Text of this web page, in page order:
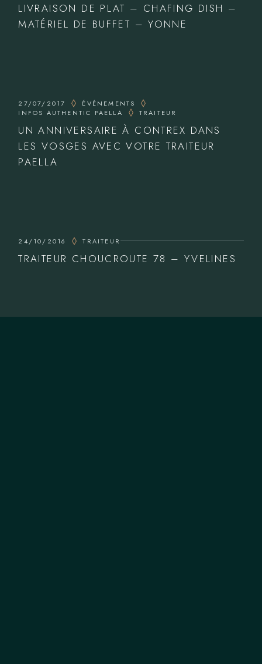
LIVRAISON DE PLAT – CHAFING DISH –
MATÉRIEL DE BUFFET – YONNE
27/07/2017
ÉVÉNEMENTS
INFOS AUTHENTIC PAELLA
TRAITEUR
UN ANNIVERSAIRE À CONTREX DANS
LES VOSGES AVEC VOTRE TRAITEUR
PAELLA
24/10/2016 TRAITEUR
TRAITEUR CHOUCROUTE 78 – YVELINES